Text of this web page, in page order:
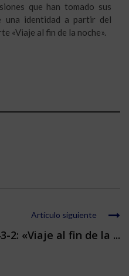
que han tomado sus
una identidad a partir del
«Viaje al fin de la noche».
Artículo siguiente
2: «Viaje al fin de la ...